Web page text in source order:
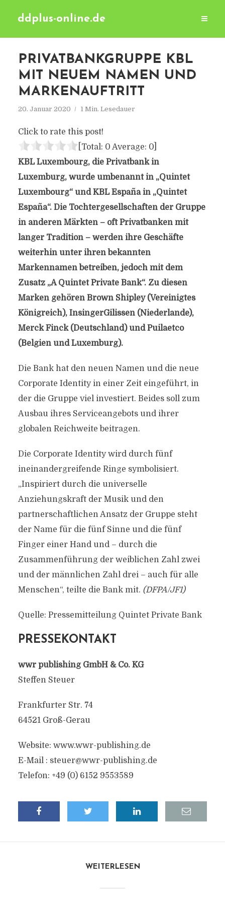
ddplus-online.de
PRIVATBANKGRUPPE KBL
MIT NEUEM NAMEN UND
MARKENAUFTRITT
20. Januar 2020 1 Min. Lesedauer
Click to rate this post!
[Total: 0 Average: 0]
KBL Luxembourg, die Privatbank in
Luxemburg, wurde umbenannt in „Quintet
Luxembourg“ und KBL España in „Quintet
España“. Die Tochtergesellschaften der Gruppe
in anderen Märkten – oft Privatbanken mit
langer Tradition – werden ihre Geschäfte
weiterhin unter ihren bekannten
Markennamen betreiben, jedoch mit dem
Zusatz „A Quintet Private Bank“. Zu diesen
Marken gehören Brown Shipley (Vereinigtes
Königreich), InsingerGilissen (Niederlande),
Merck Finck (Deutschland) und Puilaetco
(Belgien und Luxemburg).
Die Bank hat den neuen Namen und die neue
Corporate Identity in einer Zeit eingeführt, in
der die Gruppe viel investiert. Beides soll zum
Ausbau ihres Serviceangebots und ihrer
globalen Reichweite beitragen.
Die Corporate Identity wird durch fünf
ineinandergreifende Ringe symbolisiert.
„Inspiriert durch die universelle
Anziehungskraft der Musik und den
partnerschaftlichen Ansatz der Gruppe steht
der Name für die fünf Sinne und die fünf
Finger einer Hand und – durch die
Zusammenführung der weiblichen Zahl zwei
und der männlichen Zahl drei – auch für alle
Menschen“, teilte die Bank mit. (DFPA/JF1)
Quelle: Pressemitteilung Quintet Private Bank
PRESSEKONTAKT
wwr publishing GmbH & Co. KG
Steffen Steuer
Frankfurter Str. 74
64521 Groß-Gerau
Website: www.wwr-publishing.de
E-Mail : steuer@wwr-publishing.de
Telefon: +49 (0) 6152 9553589
WEITERLESEN